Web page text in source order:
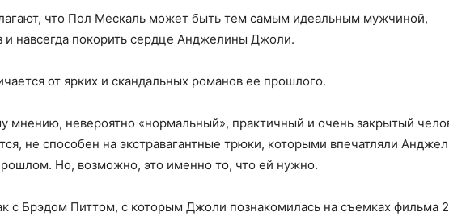
что Пол Мескаль может быть тем самым идеальным мужчиной,
и навсегда покорить сердце Анджелины Джоли.
от ярких и скандальных романов ее прошлого.
мнению, невероятно «нормальный», практичный и очень закрытый
не способен на экстравагантные трюки, которыми впечатляли
Но, возможно, это именно то, что ей нужно.
с Брэдом Питтом, с которым Джоли познакомилась на съемках фильма